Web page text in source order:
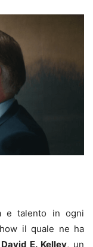
e talento in ogni
il quale ne ha
David E. Kelley, un